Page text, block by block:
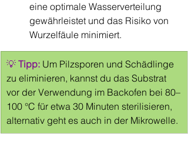
eine optimale Wasserverteilung
gewährleistet und das Risiko von
Wurzelfäule minimiert.
💡 Tipp: Um Pilzsporen und Schädlinge
zu eliminieren, kannst du das Substrat
vor der Verwendung im Backofen bei 80–
100 °C für etwa 30 Minuten sterilisieren,
alternativ geht es auch in der Mikrowelle.